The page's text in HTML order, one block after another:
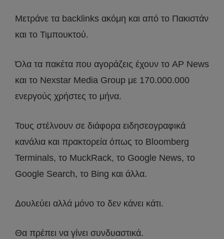
Μετράνε τα backlinks ακόμη και από το Πακιστάν
και το Τιμπουκτού.
Όλα τα πακέτα που αγοράζεις έχουν το AP News
και το Nexstar Media Group με 170.000.000
ενεργούς χρήστες το μήνα.
Τους στέλνουν σε διάφορα ειδησεογραφικά
κανάλια και πρακτορεία όπως το Bloomberg
Terminals, το MuckRack, το Google News, το
Google Search, το Bing και άλλα.
Δουλεύει αλλά μόνο το δεν κάνει κάτι.
Θα πρέπει να γίνει συνδυαστικά.